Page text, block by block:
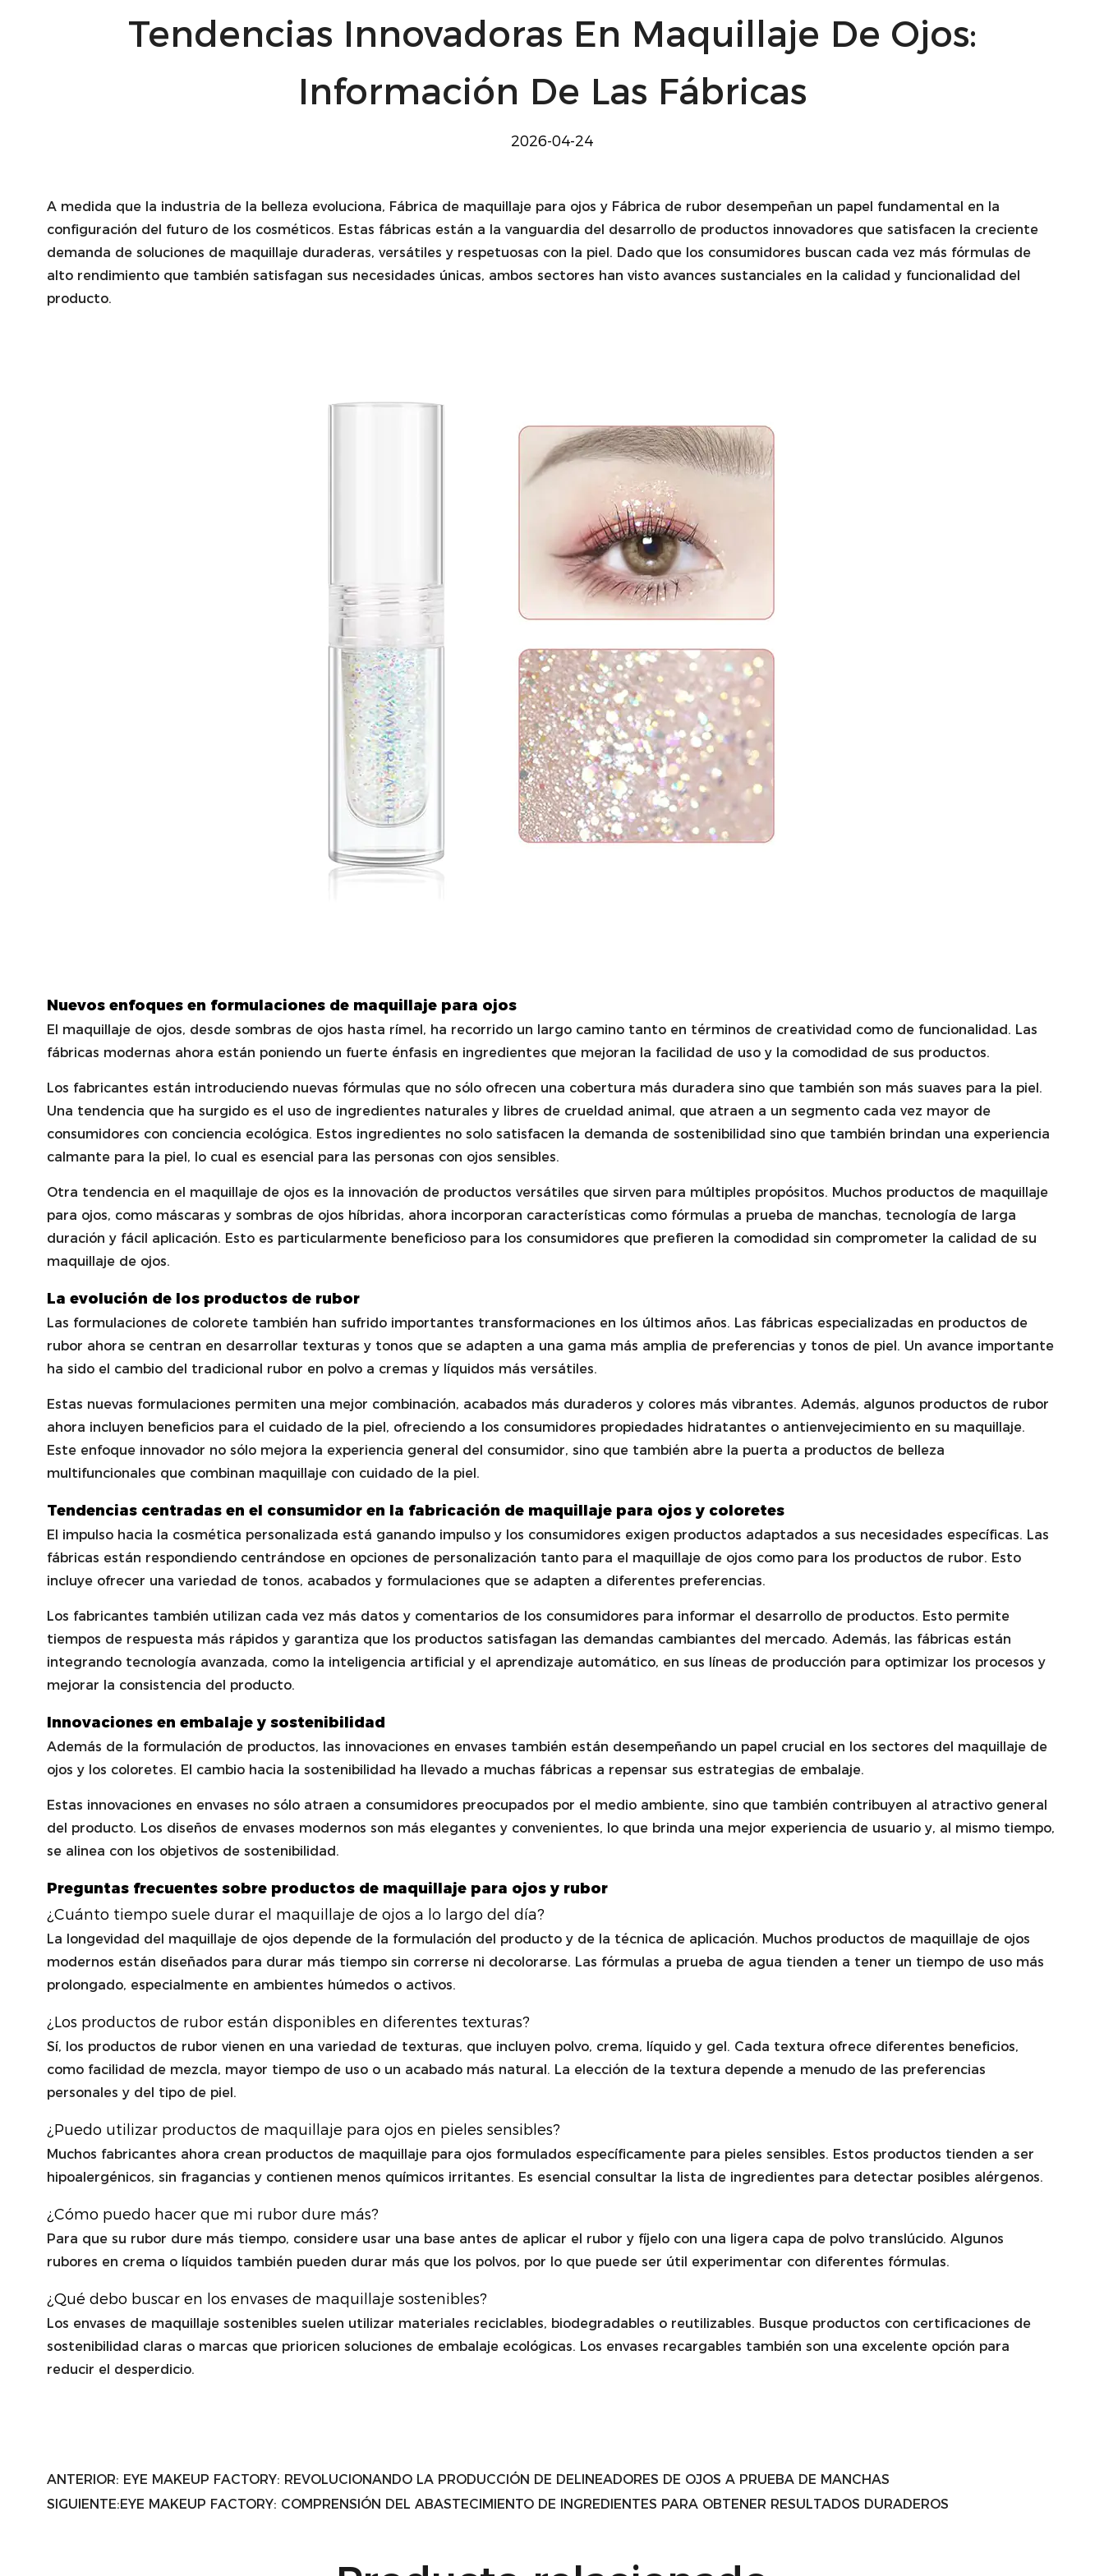
Tendencias Innovadoras En Maquillaje De Ojos:
Información De Las Fábricas
2026-04-24
A medida que la industria de la belleza evoluciona, Fábrica de maquillaje para ojos y Fábrica de rubor desempeñan un papel fundamental en la
configuración del futuro de los cosméticos. Estas fábricas están a la vanguardia del desarrollo de productos innovadores que satisfacen la creciente
demanda de soluciones de maquillaje duraderas, versátiles y respetuosas con la piel. Dado que los consumidores buscan cada vez más fórmulas de
alto rendimiento que también satisfagan sus necesidades únicas, ambos sectores han visto avances sustanciales en la calidad y funcionalidad del
producto.
Nuevos enfoques en formulaciones de maquillaje para ojos
El maquillaje de ojos, desde sombras de ojos hasta rímel, ha recorrido un largo camino tanto en términos de creatividad como de funcionalidad. Las
fábricas modernas ahora están poniendo un fuerte énfasis en ingredientes que mejoran la facilidad de uso y la comodidad de sus productos.
Los fabricantes están introduciendo nuevas fórmulas que no sólo ofrecen una cobertura más duradera sino que también son más suaves para la piel.
Una tendencia que ha surgido es el uso de ingredientes naturales y libres de crueldad animal, que atraen a un segmento cada vez mayor de
consumidores con conciencia ecológica. Estos ingredientes no solo satisfacen la demanda de sostenibilidad sino que también brindan una experiencia
calmante para la piel, lo cual es esencial para las personas con ojos sensibles.
Otra tendencia en el maquillaje de ojos es la innovación de productos versátiles que sirven para múltiples propósitos. Muchos productos de maquillaje
para ojos, como máscaras y sombras de ojos híbridas, ahora incorporan características como fórmulas a prueba de manchas, tecnología de larga
duración y fácil aplicación. Esto es particularmente beneficioso para los consumidores que prefieren la comodidad sin comprometer la calidad de su
maquillaje de ojos.
La evolución de los productos de rubor
Las formulaciones de colorete también han sufrido importantes transformaciones en los últimos años. Las fábricas especializadas en productos de
rubor ahora se centran en desarrollar texturas y tonos que se adapten a una gama más amplia de preferencias y tonos de piel. Un avance importante
ha sido el cambio del tradicional rubor en polvo a cremas y líquidos más versátiles.
Estas nuevas formulaciones permiten una mejor combinación, acabados más duraderos y colores más vibrantes. Además, algunos productos de rubor
ahora incluyen beneficios para el cuidado de la piel, ofreciendo a los consumidores propiedades hidratantes o antienvejecimiento en su maquillaje.
Este enfoque innovador no sólo mejora la experiencia general del consumidor, sino que también abre la puerta a productos de belleza
multifuncionales que combinan maquillaje con cuidado de la piel.
Tendencias centradas en el consumidor en la fabricación de maquillaje para ojos y coloretes
El impulso hacia la cosmética personalizada está ganando impulso y los consumidores exigen productos adaptados a sus necesidades específicas. Las
fábricas están respondiendo centrándose en opciones de personalización tanto para el maquillaje de ojos como para los productos de rubor. Esto
incluye ofrecer una variedad de tonos, acabados y formulaciones que se adapten a diferentes preferencias.
Los fabricantes también utilizan cada vez más datos y comentarios de los consumidores para informar el desarrollo de productos. Esto permite
tiempos de respuesta más rápidos y garantiza que los productos satisfagan las demandas cambiantes del mercado. Además, las fábricas están
integrando tecnología avanzada, como la inteligencia artificial y el aprendizaje automático, en sus líneas de producción para optimizar los procesos y
mejorar la consistencia del producto.
Innovaciones en embalaje y sostenibilidad
Además de la formulación de productos, las innovaciones en envases también están desempeñando un papel crucial en los sectores del maquillaje de
ojos y los coloretes. El cambio hacia la sostenibilidad ha llevado a muchas fábricas a repensar sus estrategias de embalaje.
Estas innovaciones en envases no sólo atraen a consumidores preocupados por el medio ambiente, sino que también contribuyen al atractivo general
del producto. Los diseños de envases modernos son más elegantes y convenientes, lo que brinda una mejor experiencia de usuario y, al mismo tiempo,
se alinea con los objetivos de sostenibilidad.
Preguntas frecuentes sobre productos de maquillaje para ojos y rubor
¿Cuánto tiempo suele durar el maquillaje de ojos a lo largo del día?
La longevidad del maquillaje de ojos depende de la formulación del producto y de la técnica de aplicación. Muchos productos de maquillaje de ojos
modernos están diseñados para durar más tiempo sin correrse ni decolorarse. Las fórmulas a prueba de agua tienden a tener un tiempo de uso más
prolongado, especialmente en ambientes húmedos o activos.
¿Los productos de rubor están disponibles en diferentes texturas?
Sí, los productos de rubor vienen en una variedad de texturas, que incluyen polvo, crema, líquido y gel. Cada textura ofrece diferentes beneficios,
como facilidad de mezcla, mayor tiempo de uso o un acabado más natural. La elección de la textura depende a menudo de las preferencias
personales y del tipo de piel.
¿Puedo utilizar productos de maquillaje para ojos en pieles sensibles?
Muchos fabricantes ahora crean productos de maquillaje para ojos formulados específicamente para pieles sensibles. Estos productos tienden a ser
hipoalergénicos, sin fragancias y contienen menos químicos irritantes. Es esencial consultar la lista de ingredientes para detectar posibles alérgenos.
¿Cómo puedo hacer que mi rubor dure más?
Para que su rubor dure más tiempo, considere usar una base antes de aplicar el rubor y fíjelo con una ligera capa de polvo translúcido. Algunos
rubores en crema o líquidos también pueden durar más que los polvos, por lo que puede ser útil experimentar con diferentes fórmulas.
¿Qué debo buscar en los envases de maquillaje sostenibles?
Los envases de maquillaje sostenibles suelen utilizar materiales reciclables, biodegradables o reutilizables. Busque productos con certificaciones de
sostenibilidad claras o marcas que prioricen soluciones de embalaje ecológicas. Los envases recargables también son una excelente opción para
reducir el desperdicio.
ANTERIOR: EYE MAKEUP FACTORY: REVOLUCIONANDO LA PRODUCCIÓN DE DELINEADORES DE OJOS A PRUEBA DE MANCHAS
SIGUIENTE:EYE MAKEUP FACTORY: COMPRENSIÓN DEL ABASTECIMIENTO DE INGREDIENTES PARA OBTENER RESULTADOS DURADEROS